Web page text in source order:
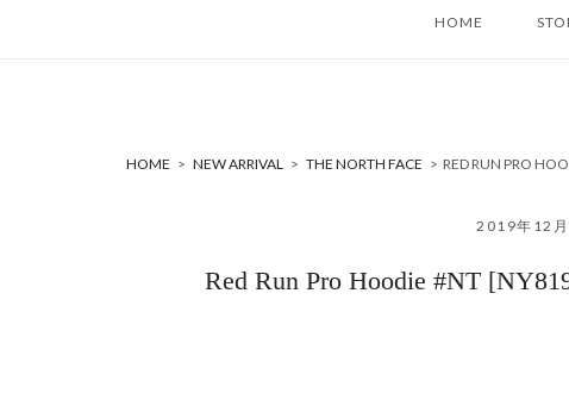
HOME
HOME > NEW ARRIVAL > THE NORTH FACE > RED RUN PRO
2019年12月
Red Run Pro Hoodie #NT